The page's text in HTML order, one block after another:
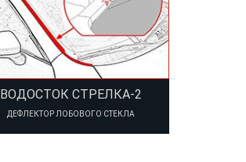
ВОДОСТОК СТРЕЛКА-2
ДЕФЛЕКТОР ЛОБОВОГО СТЕКЛА